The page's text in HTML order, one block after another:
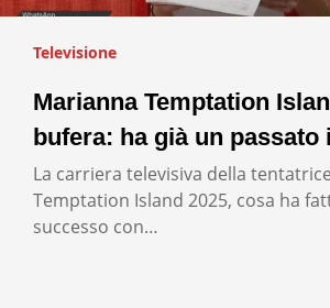
Televisione
Marianna Temptation
bufera: ha già un passato
La carriera televisiva della
Temptation Island 2025, cosa ha
successo con…